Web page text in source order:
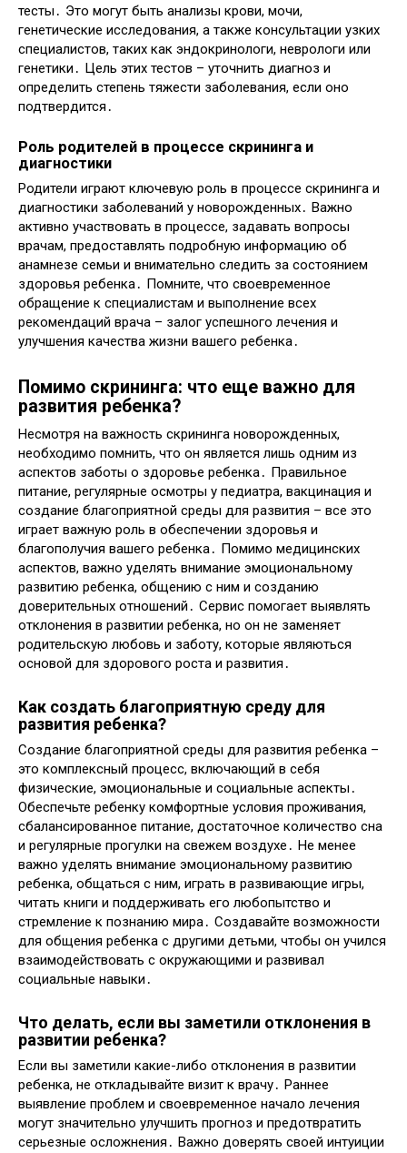
тесты․ Это могут быть анализы крови, мочи,
генетические исследования, а также консультации узких
специалистов, таких как эндокринологи, неврологи или
генетики․ Цель этих тестов – уточнить диагноз и
определить степень тяжести заболевания, если оно
подтвердится․
Роль родителей в процессе скрининга и
диагностики
Родители играют ключевую роль в процессе скрининга и
диагностики заболеваний у новорожденных․ Важно
активно участвовать в процессе, задавать вопросы
врачам, предоставлять подробную информацию об
анамнезе семьи и внимательно следить за состоянием
здоровья ребенка․ Помните, что своевременное
обращение к специалистам и выполнение всех
рекомендаций врача – залог успешного лечения и
улучшения качества жизни вашего ребенка․
Помимо скрининга: что еще важно для
развития ребенка?
Несмотря на важность скрининга новорожденных,
необходимо помнить, что он является лишь одним из
аспектов заботы о здоровье ребенка․ Правильное
питание, регулярные осмотры у педиатра, вакцинация и
создание благоприятной среды для развития – все это
играет важную роль в обеспечении здоровья и
благополучия вашего ребенка․ Помимо медицинских
аспектов, важно уделять внимание эмоциональному
развитию ребенка, общению с ним и созданию
доверительных отношений․ Сервис помогает выявлять
отклонения в развитии ребенка, но он не заменяет
родительскую любовь и заботу, которые являються
основой для здорового роста и развития․
Как создать благоприятную среду для
развития ребенка?
Создание благоприятной среды для развития ребенка –
это комплексный процесс, включающий в себя
физические, эмоциональные и социальные аспекты․
Обеспечьте ребенку комфортные условия проживания,
сбалансированное питание, достаточное количество сна
и регулярные прогулки на свежем воздухе․ Не менее
важно уделять внимание эмоциональному развитию
ребенка, общаться с ним, играть в развивающие игры,
читать книги и поддерживать его любопытство и
стремление к познанию мира․ Создавайте возможности
для общения ребенка с другими детьми, чтобы он учился
взаимодействовать с окружающими и развивал
социальные навыки․
Что делать, если вы заметили отклонения в
развитии ребенка?
Если вы заметили какие-либо отклонения в развитии
ребенка, не откладывайте визит к врачу․ Раннее
выявление проблем и своевременное начало лечения
могут значительно улучшить прогноз и предотвратить
серьезные осложнения․ Важно доверять своей интуиции